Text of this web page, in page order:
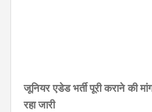
जूनियर एडेड भर्ती पूरी कराने की
रहा जारी